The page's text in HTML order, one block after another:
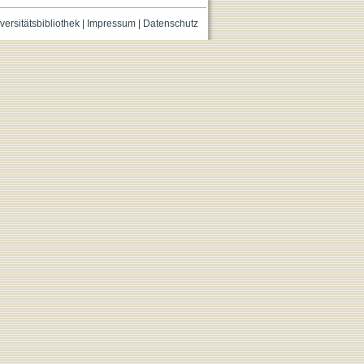
| Impressum| Datenschutz